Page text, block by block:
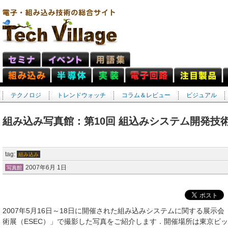
テクノロジ トレンドウォッチ コラム＆レビュー ビジュアル
組み込み写真館：第10回 組込みシステム開発技
tag: 組み込み
写真館 2007年6月 1日
2007年5月16日～18日に開催された組み込みシステムに関する展示会
術展（ESEC）」で撮影した写真をご紹介します．開催場所は東京ビ